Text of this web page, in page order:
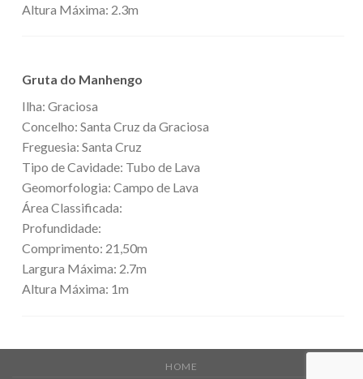
Altura Máxima: 2.3m
Gruta do Manhengo
Ilha: Graciosa
Concelho: Santa Cruz da Graciosa
Freguesia: Santa Cruz
Tipo de Cavidade: Tubo de Lava
Geomorfologia: Campo de Lava
Área Classificada:
Profundidade:
Comprimento: 21,50m
Largura Máxima: 2.7m
Altura Máxima: 1m
HOME